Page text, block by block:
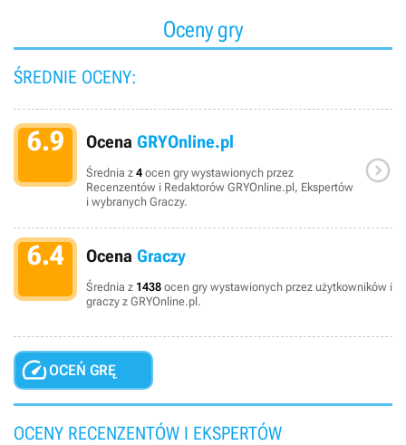
Oceny gry
ŚREDNIE OCENY:
6.9 Ocena GRYOnline.pl
Średnia z 4 ocen gry wystawionych przez
Recenzentów i Redaktorów GRYOnline.pl, Ekspertów
i wybranych Graczy.

6.4 Ocena Graczy
Średnia z 1438 ocen gry wystawionych przez użytkowników i
graczy z GRYOnline.pl.
OCEŃ GRĘ
OCENY RECENZENTÓW I EKSPERTÓW